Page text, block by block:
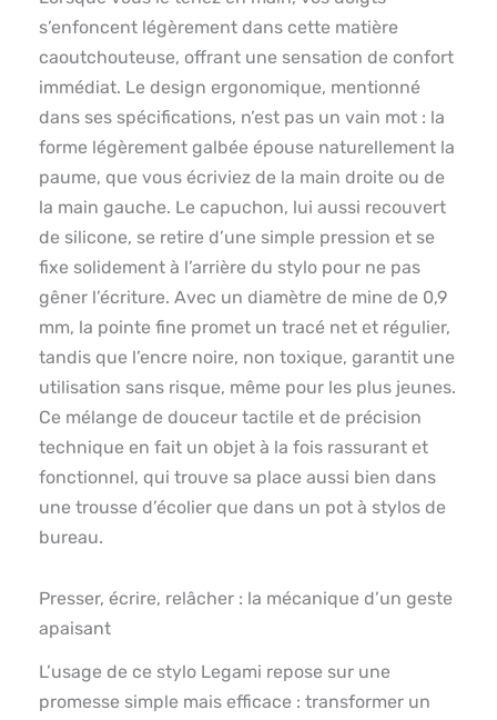
s’enfoncent légèrement dans cette matière
caoutchouteuse, offrant une sensation de confort
immédiat. Le design ergonomique, mentionné
dans ses spécifications, n’est pas un vain mot : la
forme légèrement galbée épouse naturellement la
paume, que vous écriviez de la main droite ou de
la main gauche. Le capuchon, lui aussi recouvert
de silicone, se retire d’une simple pression et se
fixe solidement à l’arrière du stylo pour ne pas
gêner l’écriture. Avec un diamètre de mine de 0,9
mm, la pointe fine promet un tracé net et régulier,
tandis que l’encre noire, non toxique, garantit une
utilisation sans risque, même pour les plus jeunes.
Ce mélange de douceur tactile et de précision
technique en fait un objet à la fois rassurant et
fonctionnel, qui trouve sa place aussi bien dans
une trousse d’écolier que dans un pot à stylos de
bureau.
Presser, écrire, relâcher : la mécanique d’un geste
apaisant
L’usage de ce stylo Legami repose sur une
promesse simple mais efficace : transformer un